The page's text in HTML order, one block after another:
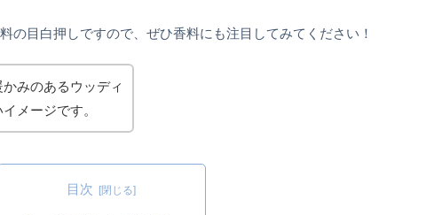
の目白押しですので、ぜひ香料にも注目してみてください！
みのあるウッディ
メージです。
目次